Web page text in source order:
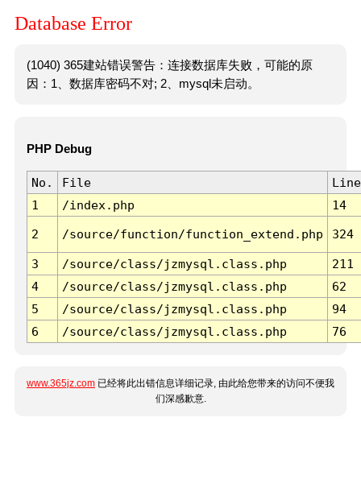
Database Error
(1040) 365建站错误警告：连接数据库失败，可能的原
因：1、数据库密码不对; 2、mysql未启动。
PHP Debug
No. File
Line
1
/index.php 14
2 /source/function/function_extend.php 324
3 /source/class/jzmysql.class.php
211
4
/source/class/jzmysql.class.php
62
5
/source/class/jzmysql.class.php
94
6
/source/class/jzmysql.class.php 76
www.365jz.com 已经将此出错信息详细记录, 由此给您带来的访问不便我
们深感歉意.